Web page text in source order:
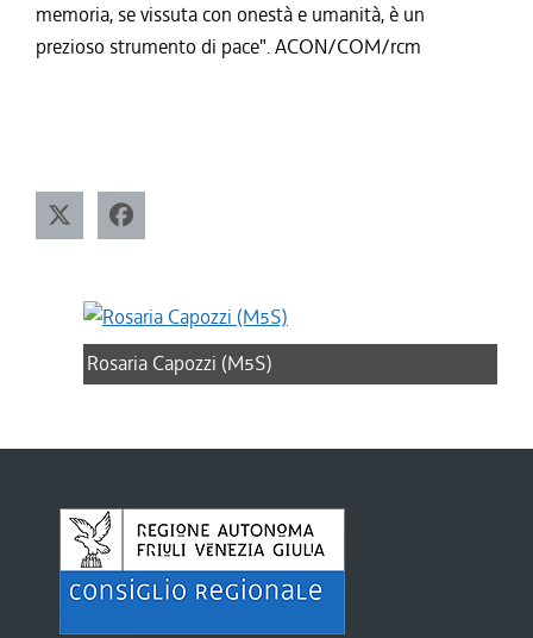
memoria, se vissuta con onestà e umanità, è un
prezioso strumento di pace". ACON/COM/rcm
Rosaria Capozzi (M5S)